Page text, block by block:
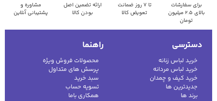
برای سفارشات
بالای ۲.۵ میلیون
تومان
تا ۷ روز ضمانت
تعویض کالا
ارائه تضمین اصل
بودن کالا
مشاوره و
پشتیبانی آنلاین
دسترسی
خرید لباس زنانه
خرید لباس مردانه
خرید کیف و چمدان
جدیدترین ها
برند ها
راهنما
محصولات فروش ویژه
پرسش های متداول
سبد خرید
تسویه حساب
همکاری باما